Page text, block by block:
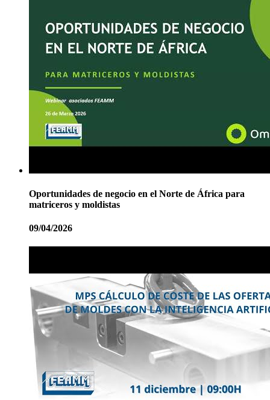
Oportunidades de negocio en el Norte de África para
matriceros y moldistas
09/04/2026